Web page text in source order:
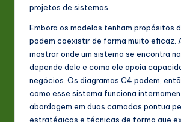
projetos de sistemas.
Embora os modelos tenham propósitos
podem coexistir de forma muito eficaz.
mostrar onde um sistema se encontra
depende dele e como ele apoia
negócios. Os diagramas C4 podem,
como esse sistema funciona
abordagem em duas camadas pontua
estratégicas e técnicas de forma que